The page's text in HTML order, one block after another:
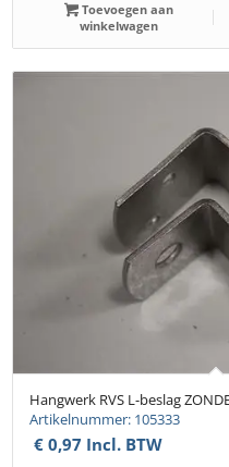
Toevoegen aan
winkelwagen
Hangwerk RVS L-beslag
Artikelnummer: 105333
€ 0,97 Incl. BTW